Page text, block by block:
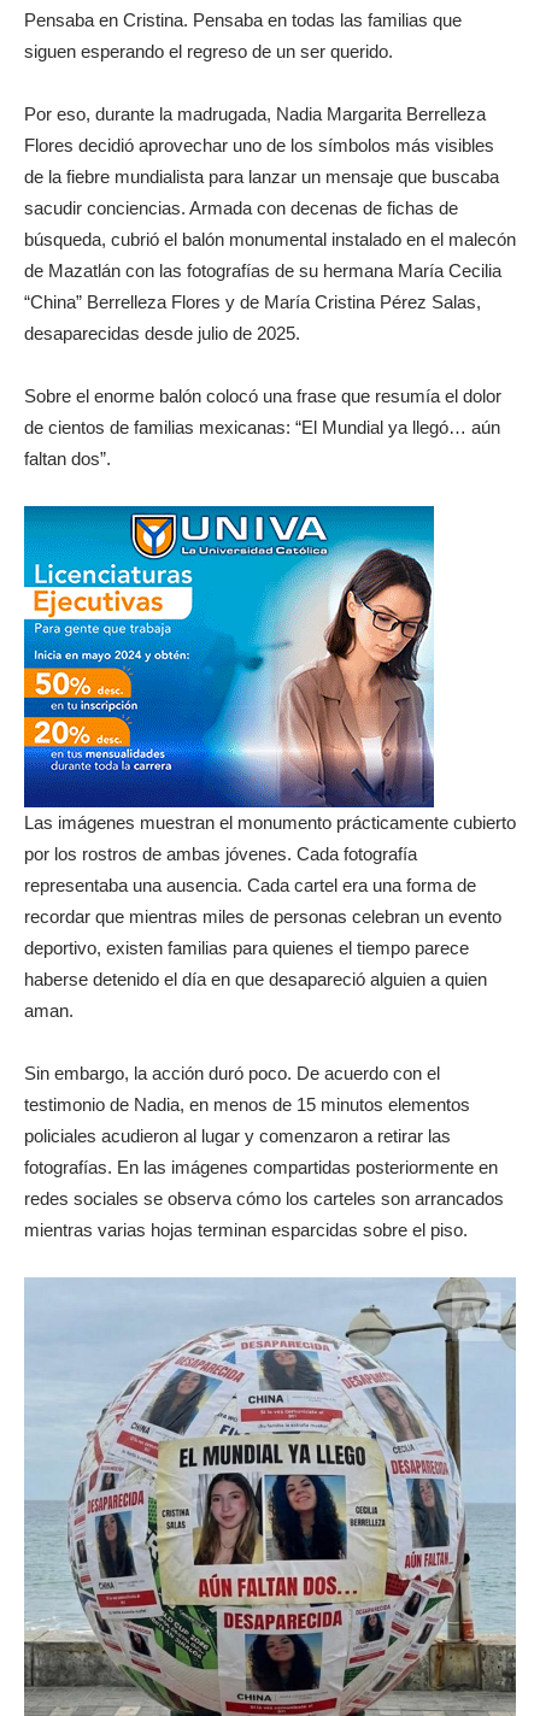
Pensaba en Cristina. Pensaba en todas las familias que
siguen esperando el regreso de un ser querido.
Por eso, durante la madrugada, Nadia Margarita Berrelleza
Flores decidió aprovechar uno de los símbolos más visibles
de la fiebre mundialista para lanzar un mensaje que buscaba
sacudir conciencias. Armada con decenas de fichas de
búsqueda, cubrió el balón monumental instalado en el malecón
de Mazatlán con las fotografías de su hermana María Cecilia
“China” Berrelleza Flores y de María Cristina Pérez Salas,
desaparecidas desde julio de 2025.
Sobre el enorme balón colocó una frase que resumía el dolor
de cientos de familias mexicanas: “El Mundial ya llegó… aún
faltan dos”.
Las imágenes muestran el monumento prácticamente cubierto
por los rostros de ambas jóvenes. Cada fotografía
representaba una ausencia. Cada cartel era una forma de
recordar que mientras miles de personas celebran un evento
deportivo, existen familias para quienes el tiempo parece
haberse detenido el día en que desapareció alguien a quien
aman.
Sin embargo, la acción duró poco. De acuerdo con el
testimonio de Nadia, en menos de 15 minutos elementos
policiales acudieron al lugar y comenzaron a retirar las
fotografías. En las imágenes compartidas posteriormente en
redes sociales se observa cómo los carteles son arrancados
mientras varias hojas terminan esparcidas sobre el piso.